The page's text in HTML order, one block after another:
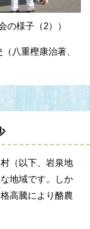
の様子（2））
八重樫康治著、
（以下、岩泉地
地域です。しか
高騰により酪農